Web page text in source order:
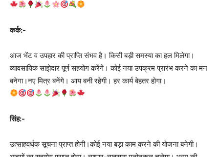
कर्क:-
आज भेंट व उपहार की प्राप्ति संभव है। किसी बड़ी समस्या का हल मिलेगा।
व्यावसायिक साझेदार पूर्ण सहयोग करेंगे। कोई नया उपक्रम प्रारंभ करने का मन
बनेगा।नए मित्र बनेंगे। आय बनी रहेगी। हर कार्य बेहतर होगा।
सिंह:-
उत्साहवर्धक सूचना प्राप्त होगी।कोई नया बड़ा काम करने की योजना बनेगी।